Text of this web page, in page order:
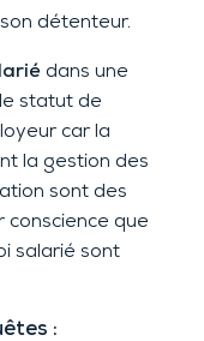
détenteur.
dans une
statut de
car la
la gestion des
sont des
conscience que
salarié sont
: